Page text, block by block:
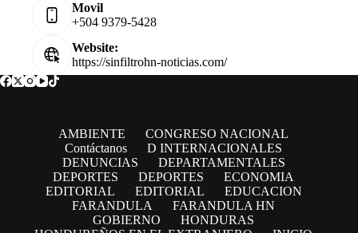
Movil
+504 9379-5428
Website:
https://sinfiltrohn-noticias.com/
AMBIENTE
CONGRESO NACIONAL
Contáctanos
D INTERNACIONALES
DENUNCIAS
DEPARTAMENTALES
DEPORTES
DEPORTES
ECONOMIA
EDITORIAL
EDITORIAL
EDUCACION
FARANDULA
FARANDULA HN
GOBIERNO
HONDURAS